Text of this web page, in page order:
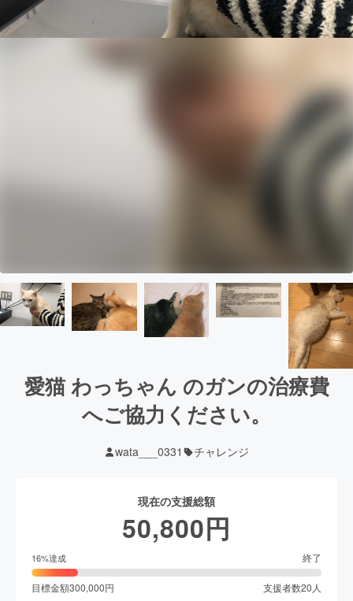
愛猫 わっちゃん のガンの治療費
へご協力ください。
wata___0331 チャレンジ
現在の支援総額
50,800円
16%達成 終了
目標金額300,000円 支援者数20人